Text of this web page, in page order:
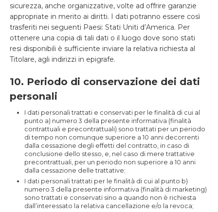
sicurezza, anche organizzative, volte ad offrire garanzie
appropriate in merito ai diritti. I dati potranno essere così
trasferiti nei seguenti Paesi: Stati Uniti d’America. Per
ottenere una copia di tali dati o il luogo dove sono stati
resi disponibili è sufficiente inviare la relativa richiesta al
Titolare, agli indirizzi in epigrafe.
10. Periodo di conservazione dei dati
personali
I dati personali trattati e conservati per le finalità di cui al
punto a) numero 3 della presente informativa (finalità
contrattuali e precontrattuali) sono trattati per un periodo
di tempo non comunque superiore a 10 anni decorrenti
dalla cessazione degli effetti del contratto, in caso di
conclusione dello stesso, e, nel caso di mere trattative
precontrattuali, per un periodo non superiore a 10 anni
dalla cessazione delle trattative;
I dati personali trattati per le finalità di cui al punto b)
numero 3 della presente informativa (finalità di marketing)
sono trattati e conservati sino a quando non è richiesta
dall’interessato la relativa cancellazione e/o la revoca;